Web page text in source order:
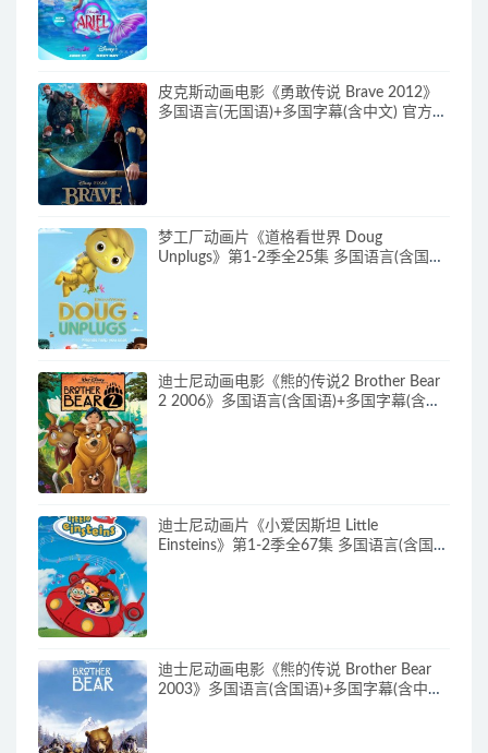
皮克斯动画电影《勇敢传说 Brave 2012》
多国语言(无国语)+多国字幕(含中文) 官方纯
梦工厂动画片《道格看世界 Doug
Unplugs》第1-2季全25集 多国语言(含国
迪士尼动画电影《熊的传说2 Brother Bear
2 2006》多国语言(含国语)+多国字幕(含中
迪士尼动画片《小爱因斯坦 Little
Einsteins》第1-2季全67集 多国语言(含国
迪士尼动画电影《熊的传说 Brother Bear
2003》多国语言(含国语)+多国字幕(含中文)